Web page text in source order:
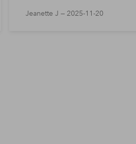
zijn geweest. Als je niet wilt dat
Jeanette J — 2025-11-20